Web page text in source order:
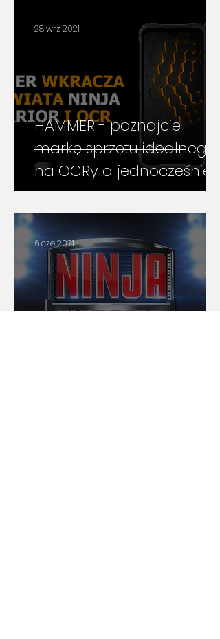
HAMMER - poznajcie
markę sprzętu idealnego
na OCRy a jednocześnie
sponsora Ninja Warrior
Polska
28 wrz 2021
6 cze 2021